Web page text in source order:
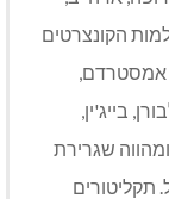
הקונצרטים
אמסטרדם,
בייג'ין,
שגרירת
תקליטורים